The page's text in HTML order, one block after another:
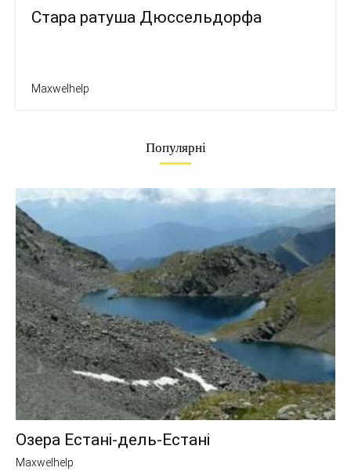
Стара ратуша Дюссельдорфа
Maxwelhelp
Популярні
Озера Естані-дель-Естані
Maxwelhelp